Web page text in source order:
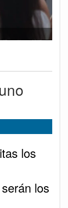
los
los